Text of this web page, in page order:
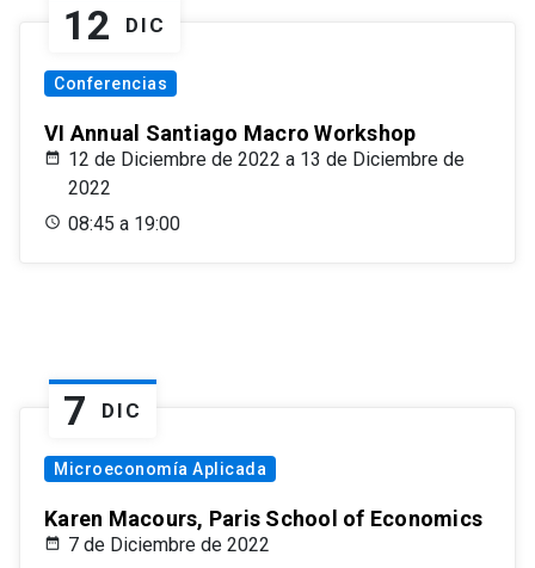
12 DIC
Conferencias
VI Annual Santiago Macro Workshop
12 de Diciembre de 2022 a 13 de Diciembre de
2022
08:45 a 19:00
7 DIC
Microeconomía Aplicada
Karen Macours, Paris School of Economics
7 de Diciembre de 2022